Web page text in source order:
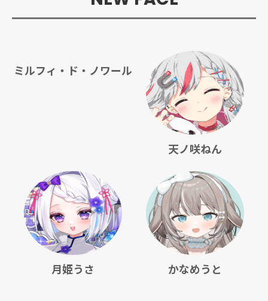
ミルフィ・ド・ノワール
天ノ咲ねん
月姫うさ かなめうと